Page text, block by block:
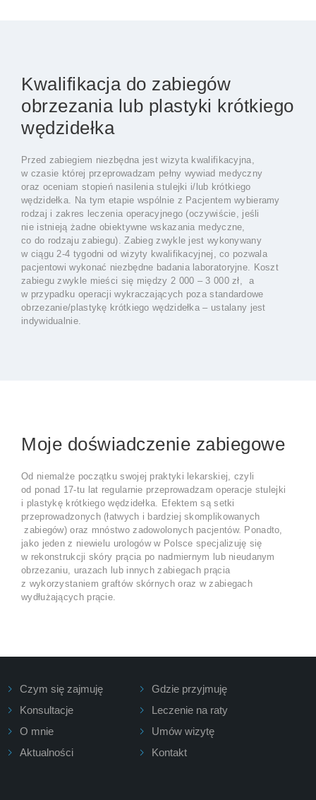
Kwalifikacja do zabiegów
obrzezania lub plastyki krótkiego
wędzidełka
Przed zabiegiem niezbędna jest wizyta kwalifikacyjna,
w czasie której przeprowadzam pełny wywiad medyczny
oraz oceniam stopień nasilenia stulejki i/lub krótkiego
wędzidełka. Na tym etapie wspólnie z Pacjentem wybieramy
rodzaj i zakres leczenia operacyjnego (oczywiście, jeśli
nie istnieją żadne obiektywne wskazania medyczne,
co do rodzaju zabiegu). Zabieg zwykle jest wykonywany
w ciągu 2-4 tygodni od wizyty kwalifikacyjnej, co pozwala
pacjentowi wykonać niezbędne badania laboratoryjne. Koszt
zabiegu zwykle mieści się między 2 000 – 3 000 zł, a
w przypadku operacji wykraczających poza standardowe
obrzezanie/plastykę krótkiego wędzidełka – ustalany jest
indywidualnie.
Moje doświadczenie zabiegowe
Od niemalże początku swojej praktyki lekarskiej, czyli
od ponad 17-tu lat regularnie przeprowadzam operacje stulejki
i plastykę krótkiego wędzidełka. Efektem są setki
przeprowadzonych (łatwych i bardziej skomplikowanych
zabiegów) oraz mnóstwo zadowolonych pacjentów. Ponadto,
jako jeden z niewielu urologów w Polsce specjalizuję się
w rekonstrukcji skóry prącia po nadmiernym lub nieudanym
obrzezaniu, urazach lub innych zabiegach prącia
z wykorzystaniem graftów skórnych oraz w zabiegach
wydłużających prącie.
Czym się zajmuję
Gdzie przyjmuję
Konsultacje
Leczenie na raty
O mnie
Umów wizytę
Aktualności
Kontakt